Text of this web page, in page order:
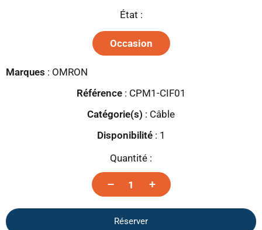
État :
Occasion
Marques : OMRON
Référence: CPM1-CIF01
Catégorie(s) : Câble
Disponibilité: 1
Quantité :
– +
Réserver